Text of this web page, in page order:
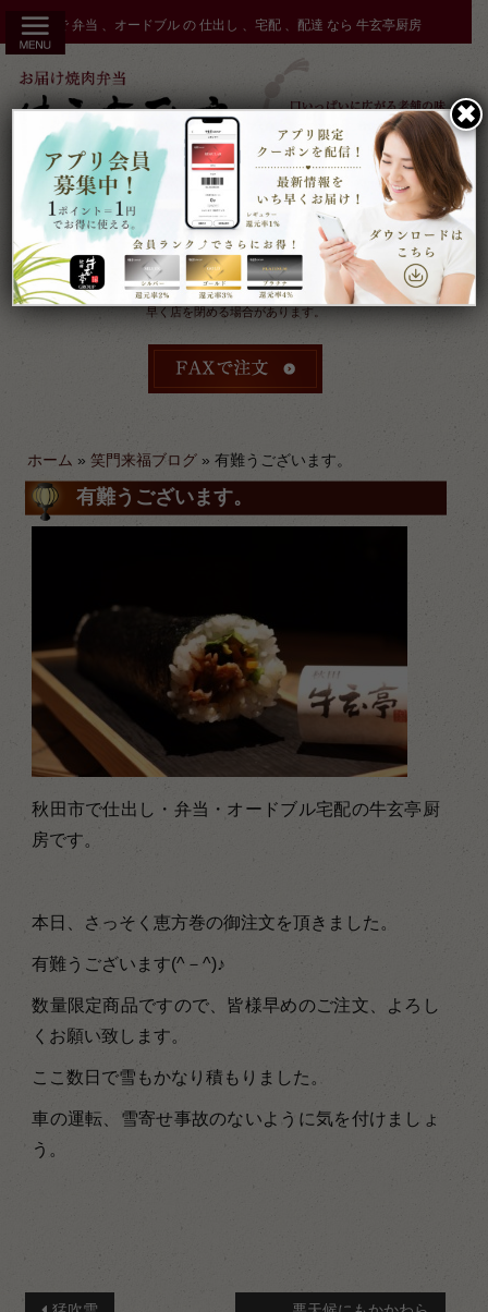
ツ
秋田市 で 弁当 、オードブル の 仕出し 、宅配 、配達 なら 牛玄亭厨房
受付：9時～17時 締切：前日15時まで
定休：元日 その他不定休
ケータリングやその他のご予約により
早く店を閉める場合があります。
ホーム »笑門来福ブログ »有難うございます。
有難うございます。
秋田市で仕出し・弁当・オードブル宅配の牛玄亭厨
房です。
本日、さっそく恵方巻の御注文を頂きました。
有難うございます(^－^)♪
数量限定商品ですので、皆様早めのご注文、よろし
くお願い致します。
ここ数日で雪もかなり積もりました。
車の運転、雪寄せ事故のないように気を付けましょ
う。
✖︎